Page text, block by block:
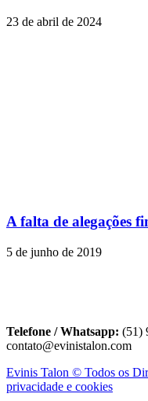
23 de abril de 2024
A falta de alegações
5 de junho de 2019
Telefone / Whatsapp: (51)
contato@evinistalon.com
Evinis Talon © Todos os
privacidade e cookies